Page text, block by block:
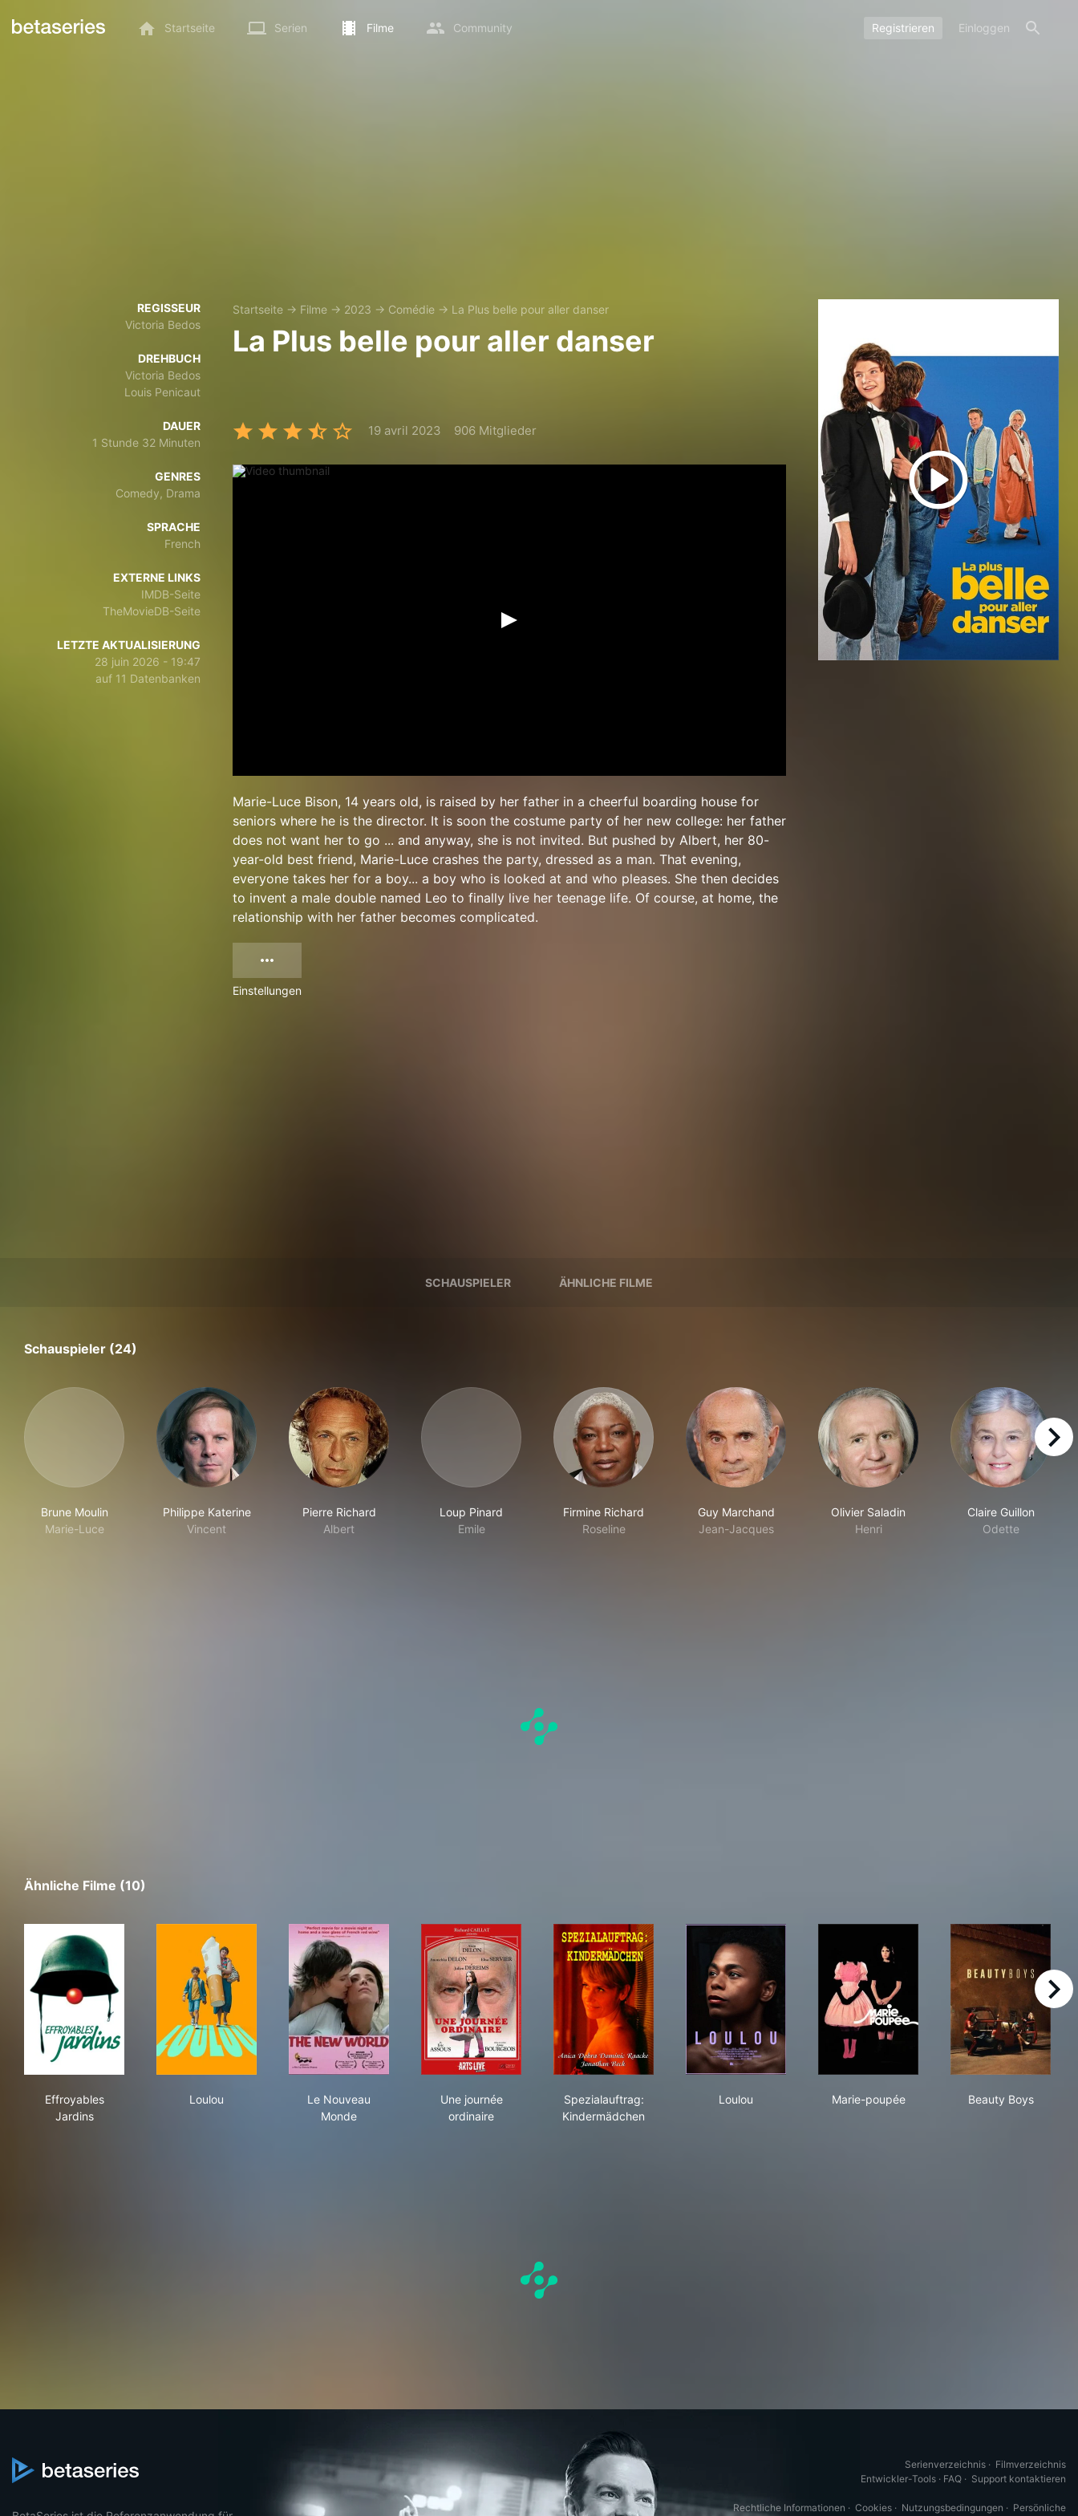
Startseite Serien Filme Community Registrieren Einloggen
REGISSEUR
Victoria Bedos
DREHBUCH
Victoria Bedos
Louis Penicaut
DAUER
1 Stunde 32 Minuten
GENRES
Comedy, Drama
SPRACHE
French
EXTERNE LINKS
IMDB-Seite
TheMovieDB-Seite
LETZTE AKTUALISIERUNG
28 juin 2026 - 19:47
auf 11 Datenbanken
Startseite → Filme → 2023 → Comédie → La Plus belle pour aller danser
La Plus belle pour aller danser
19 avril 2023 906 Mitglieder
Marie-Luce Bison, 14 years old, is raised by her father in a cheerful boarding house for
seniors where he is the director. It is soon the costume party of her new college: her father
does not want her to go ... and anyway, she is not invited. But pushed by Albert, her 80-
year-old best friend, Marie-Luce crashes the party, dressed as a man. That evening,
everyone takes her for a boy... a boy who is looked at and who pleases. She then decides
to invent a male double named Leo to finally live her teenage life. Of course, at home, the
relationship with her father becomes complicated.
Einstellungen
SCHAUSPIELER ÄHNLICHE FILME
Schauspieler (24)
Brune Moulin
Marie-Luce
Philippe Katerine
Vincent
Pierre Richard
Albert
Loup Pinard
Emile
Firmine Richard
Roseline
Guy Marchand
Jean-Jacques
Olivier Saladin
Henri
Claire Guillon
Odette
right
Ähnliche Filme (10)
Effroyables
Jardins
Loulou
Le Nouveau
Monde
Une journée
ordinaire
Spezialauftrag:
Kindermädchen
Loulou
Marie-poupée
Beauty Boys
right
Serienverzeichnis · Filmverzeichnis
Entwickler-Tools · FAQ · Support kontaktieren
Rechtliche Informationen · Cookies · Nutzungsbedingungen · Persönliche